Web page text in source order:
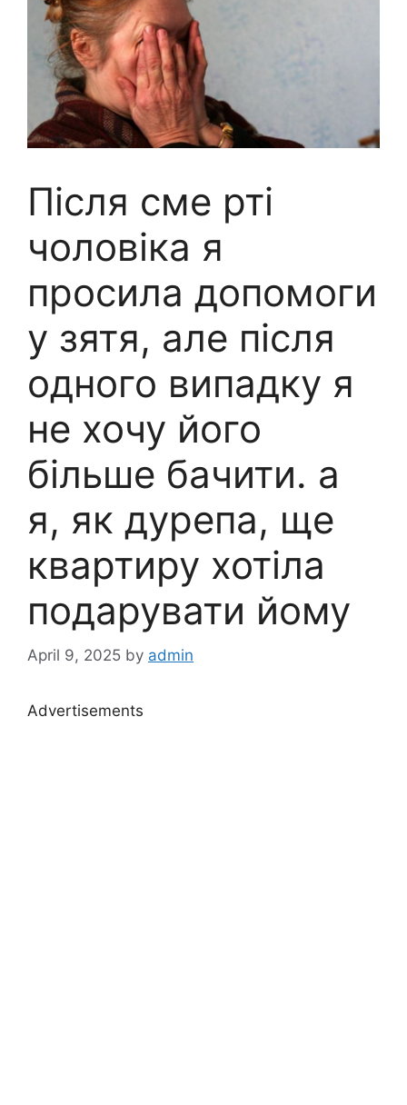
Після сме рті
чоловіка я
просила допомоги
у зятя, але після
одного випадку я
не хочу його
більше бачити. а
я, як дурепа, ще
квартиру хотіла
подарувати йому
April 9, 2025 by admin
Advertisements